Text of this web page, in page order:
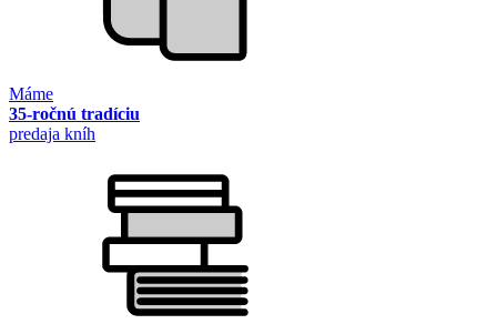
Máme
35-ročnú tradíciu
predaja kníh